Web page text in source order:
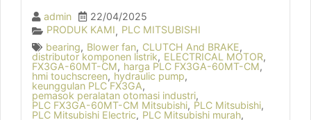
admin
22/04/2025
PRODUK KAMI, PLC MITSUBISHI
bearing, Blower fan, CLUTCH And BRAKE,
distributor komponen listrik, ELECTRICAL MOTOR,
FX3GA-60MT-CM, harga PLC FX3GA-60MT-CM,
hmi touchscreen, hydraulic pump,
keunggulan PLC FX3GA,
pemasok peralatan otomasi industri,
PLC FX3GA-60MT-CM Mitsubishi, PLC Mitsubishi,
PLC Mitsubishi Electric, PLC Mitsubishi murah,